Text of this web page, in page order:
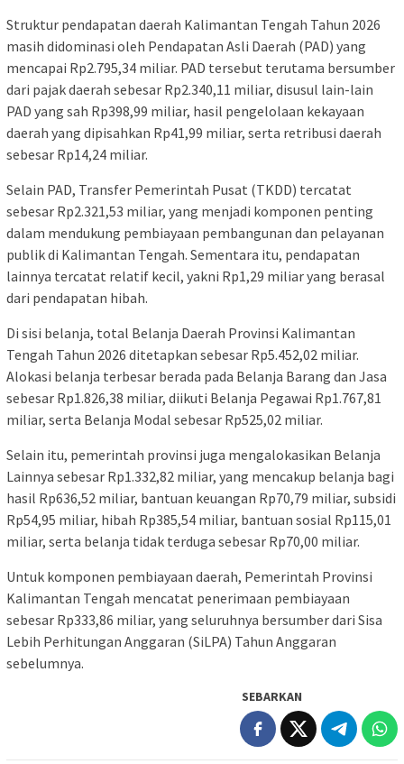
Struktur pendapatan daerah Kalimantan Tengah Tahun 2026
masih didominasi oleh Pendapatan Asli Daerah (PAD) yang
mencapai Rp2.795,34 miliar. PAD tersebut terutama bersumber
dari pajak daerah sebesar Rp2.340,11 miliar, disusul lain-lain
PAD yang sah Rp398,99 miliar, hasil pengelolaan kekayaan
daerah yang dipisahkan Rp41,99 miliar, serta retribusi daerah
sebesar Rp14,24 miliar.
Selain PAD, Transfer Pemerintah Pusat (TKDD) tercatat
sebesar Rp2.321,53 miliar, yang menjadi komponen penting
dalam mendukung pembiayaan pembangunan dan pelayanan
publik di Kalimantan Tengah. Sementara itu, pendapatan
lainnya tercatat relatif kecil, yakni Rp1,29 miliar yang berasal
dari pendapatan hibah.
Di sisi belanja, total Belanja Daerah Provinsi Kalimantan
Tengah Tahun 2026 ditetapkan sebesar Rp5.452,02 miliar.
Alokasi belanja terbesar berada pada Belanja Barang dan Jasa
sebesar Rp1.826,38 miliar, diikuti Belanja Pegawai Rp1.767,81
miliar, serta Belanja Modal sebesar Rp525,02 miliar.
Selain itu, pemerintah provinsi juga mengalokasikan Belanja
Lainnya sebesar Rp1.332,82 miliar, yang mencakup belanja bagi
hasil Rp636,52 miliar, bantuan keuangan Rp70,79 miliar, subsidi
Rp54,95 miliar, hibah Rp385,54 miliar, bantuan sosial Rp115,01
miliar, serta belanja tidak terduga sebesar Rp70,00 miliar.
Untuk komponen pembiayaan daerah, Pemerintah Provinsi
Kalimantan Tengah mencatat penerimaan pembiayaan
sebesar Rp333,86 miliar, yang seluruhnya bersumber dari Sisa
Lebih Perhitungan Anggaran (SiLPA) Tahun Anggaran
sebelumnya.
SEBARKAN